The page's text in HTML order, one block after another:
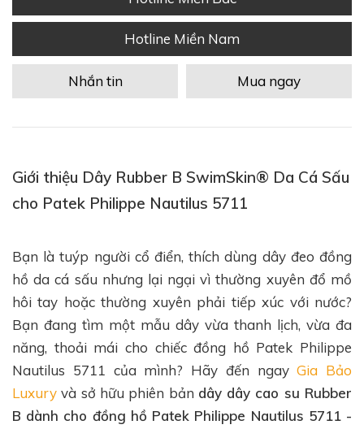
Hotline Miền Nam
Nhắn tin Mua ngay
Giới thiệu Dây Rubber B SwimSkin® Da Cá Sấu
cho Patek Philippe Nautilus 5711
Bạn là tuýp người cổ điển, thích dùng dây đeo đồng
hồ da cá sấu nhưng lại ngại vì thường xuyên đổ mồ
hôi tay hoặc thường xuyên phải tiếp xúc với nước?
Bạn đang tìm một mẫu dây vừa thanh lịch, vừa đa
năng, thoải mái cho chiếc đồng hồ Patek Philippe
Nautilus 5711 của mình? Hãy đến ngayGia Bảo
Luxury và sở hữu phiên bản dây dây cao su Rubber
B dành cho đồng hồ Patek Philippe Nautilus 5711 -